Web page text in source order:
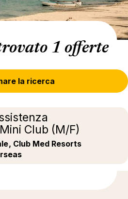
1 offerte
la ricerca
Club (M/F)
, Club Med Resorts